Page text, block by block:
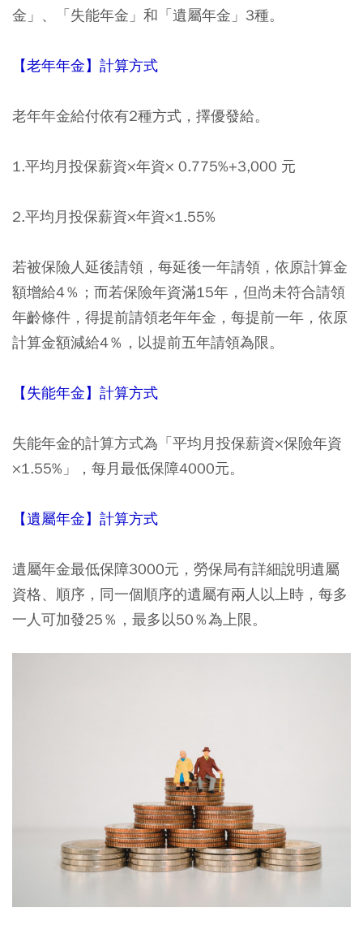
金」、「失能年金」和「遺屬年金」3種。
【老年年金】計算方式
老年年金給付依有2種方式，擇優發給。
1.平均月投保薪資×年資× 0.775%+3,000 元
2.平均月投保薪資×年資×1.55%
若被保險人延後請領，每延後一年請領，依原計算金
額增給4％；而若保險年資滿15年，但尚未符合請領
年齡條件，得提前請領老年年金，每提前一年，依原
計算金額減給4％，以提前五年請領為限。
【失能年金】計算方式
失能年金的計算方式為「平均月投保薪資×保險年資
×1.55%」，每月最低保障4000元。
【遺屬年金】計算方式
遺屬年金最低保障3000元，勞保局有詳細說明遺屬
資格、順序，同一個順序的遺屬有兩人以上時，每多
一人可加發25％，最多以50％為上限。